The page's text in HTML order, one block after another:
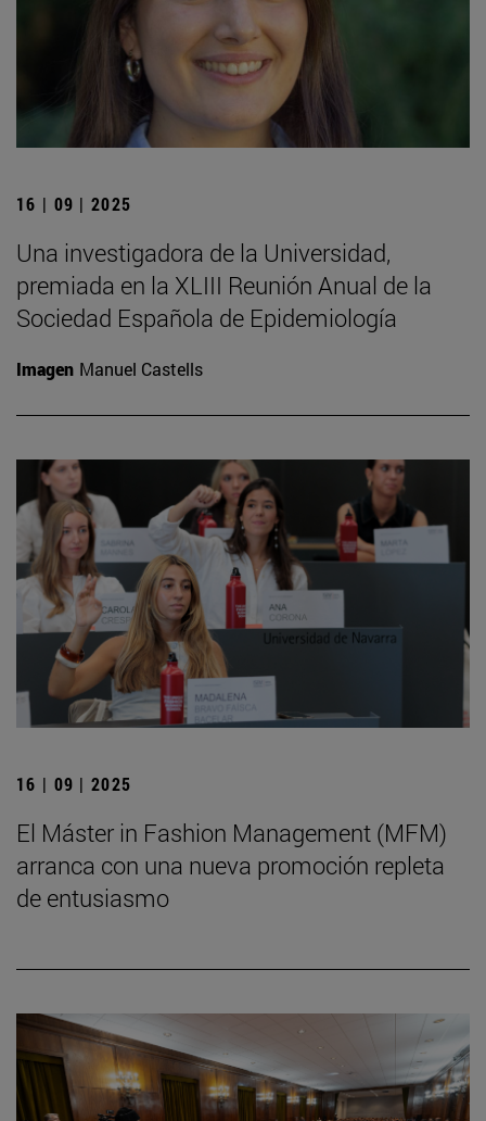
16 | 09 | 2025
Una investigadora de la Universidad,
premiada en la XLIII Reunión Anual de la
Sociedad Española de Epidemiología
Imagen Manuel Castells
16 | 09 | 2025
El Máster in Fashion Management (MFM)
arranca con una nueva promoción repleta
de entusiasmo